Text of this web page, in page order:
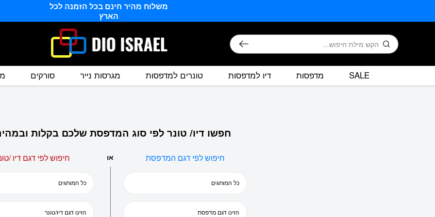
משלוח מהיר חינם בכל הזמנה לכל
הארץ
חיפוש
SALE מדפסות דיו למדפסות טונרים למדפסות מגרסות נייר סורקים
חפשו דיו/ טונר לפי סוג המדפסת שלכם בקלות
חיפוש לפי דגם המדפסת או חיפוש לפי דגם דיו /